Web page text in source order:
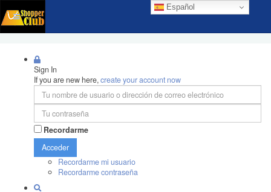
Español
Sign In
If you are new here,create your account now
Recordarme
Acceder
Recordarme mi usuario
Recordarme contraseña